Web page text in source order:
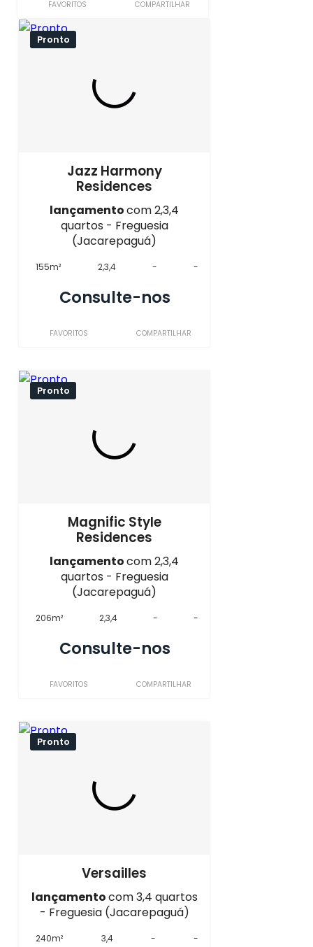
FAVORITOS COMPARTILHAR
Pronto
Jazz Harmony
Residences
lançamentocom 2,3,4
quartos - Freguesia
(Jacarepaguá)
155m² 2,3,4 - -
Consulte-nos
FAVORITOS COMPARTILHAR
Pronto
Magnific Style
Residences
lançamentocom 2,3,4
quartos - Freguesia
(Jacarepaguá)
206m² 2,3,4 - -
Consulte-nos
FAVORITOS COMPARTILHAR
Pronto
Versailles
lançamentocom 3,4 quartos
- Freguesia (Jacarepaguá)
240m² 3,4 - -